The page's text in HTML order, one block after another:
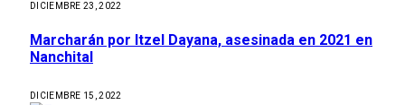
DICIEMBRE 23, 2022
Marcharán por Itzel Dayana, asesinada en 2021 en
Nanchital
DICIEMBRE 15, 2022